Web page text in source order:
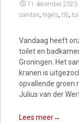
11 december 2023
sanitair, tegels, tib,
Vandaag heeft
toilet en
Groningen. Het
kranen is
opvallende groen
Julius van der
Lees meer→